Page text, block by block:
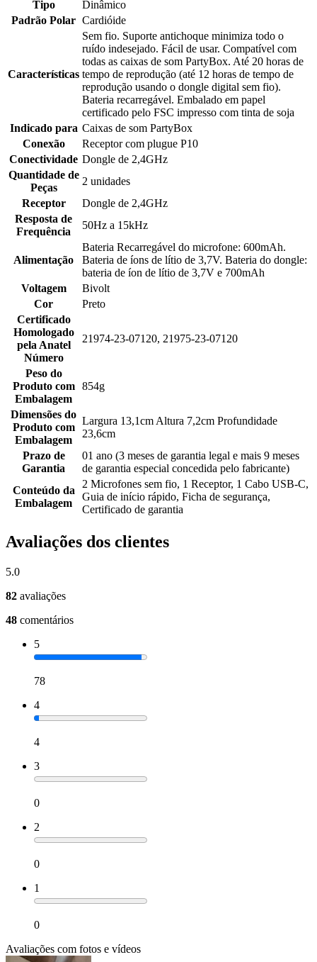
Tipo
Dinâmico
Padrão Polar Cardióide
Características
Sem fio. Suporte antichoque minimiza todo o
ruído indesejado. Fácil de usar. Compatível com
todas as caixas de som PartyBox. Até 20 horas de
tempo de reprodução (até 12 horas de tempo de
reprodução usando o dongle digital sem fio).
Bateria recarregável. Embalado em papel
certificado pelo FSC impresso com tinta de soja
Indicado para Caixas de som PartyBox
Conexão
Receptor com plugue P10
Conectividade Dongle de 2,4GHz
Quantidade de
Peças
2 unidades
Receptor
Dongle de 2,4GHz
Resposta de
Frequência
50Hz a 15kHz
Alimentação
Bateria Recarregável do microfone: 600mAh.
Bateria de íons de lítio de 3,7V. Bateria do dongle:
bateria de íon de lítio de 3,7V e 700mAh
Voltagem
Bivolt
Cor
Preto
Certificado
Homologado
pela Anatel
Número
21974-23-07120, 21975-23-07120
Peso do
Produto com
Embalagem
854g
Dimensões do
Produto com
Embalagem
Largura 13,1cm Altura 7,2cm Profundidade
23,6cm
Prazo de
Garantia
01 ano (3 meses de garantia legal e mais 9 meses
de garantia especial concedida pelo fabricante)
Conteúdo da
Embalagem
2 Microfones sem fio, 1 Receptor, 1 Cabo USB-C,
Guia de início rápido, Ficha de segurança,
Certificado de garantia
Avaliações dos clientes
5.0
82 avaliações
48 comentários
5
78
4
4
3
0
2
0
1
0
Avaliações com fotos e vídeos